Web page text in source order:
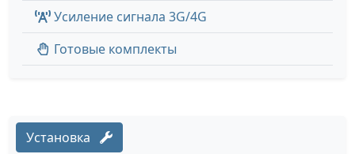
Усиление сигнала 3G/4G
Готовые комплекты
Установка